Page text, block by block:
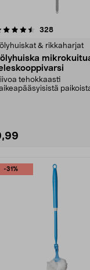
328arvostelut
& rikkaharjat
tehokkaasti
0.0 viidestä
-31%